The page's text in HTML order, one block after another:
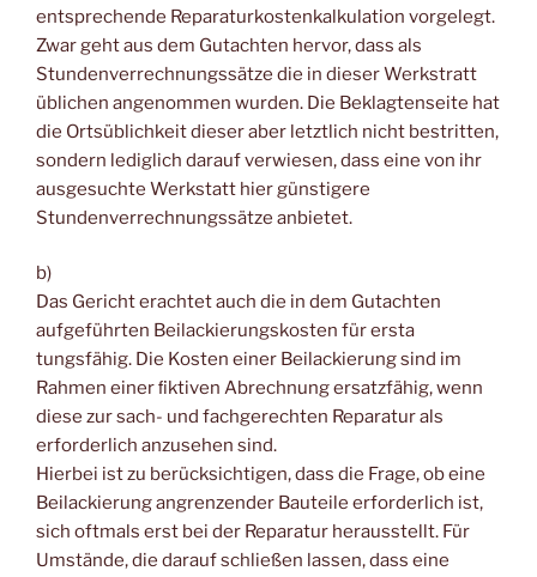
entsprechende Reparaturkostenkalkulation vorgelegt.
Zwar geht aus dem Gutachten hervor, dass als
Stundenverrechnungssätze die in dieser Werkstratt
üblichen angenommen wurden. Die Beklagtenseite hat
die Ortsüblichkeit dieser aber letztlich nicht bestritten,
sondern lediglich darauf verwiesen, dass eine von ihr
ausgesuchte Werkstatt hier günstigere
Stundenverrechnungssätze anbietet.
b)
Das Gericht erachtet auch die in dem Gutachten
aufgeführten Beilackierungskosten für ersta
tungsfähig. Die Kosten einer Beilackierung sind im
Rahmen einer ﬁktiven Abrechnung ersatzfähig, wenn
diese zur sach- und fachgerechten Reparatur als
erforderlich anzusehen sind.
Hierbei ist zu berücksichtigen, dass die Frage, ob eine
Beilackierung angrenzender Bauteile erforderlich ist,
sich oftmals erst bei der Reparatur herausstellt. Für
Umstände, die darauf schließen lassen, dass eine